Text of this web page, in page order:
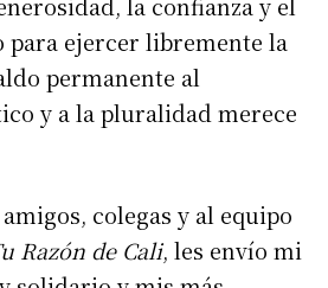
para ejercer libremente la
permanente al
y a la pluralidad merece
colegas y al equipo
Razón de Cali, les envío mi